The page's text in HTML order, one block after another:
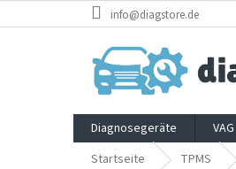
Inhalt
info@diagstore.de
Diagnosegeräte
Startseite
TPMS